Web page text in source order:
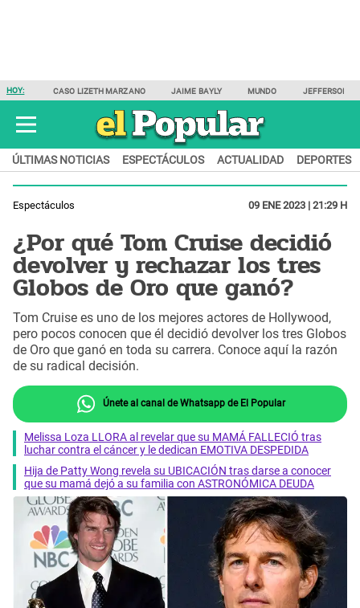
HOY: CASO LIZETH MARZANO JAIME BAYLY MUNDO JEFFERSON
ÚLTIMAS NOTICIAS ESPECTÁCULOS ACTUALIDAD DEPORTES
Espectáculos 09 ENE 2023 | 21:29 H
¿Por qué Tom Cruise decidió
devolver y rechazar los tres
Globos de Oro que ganó?
Tom Cruise es uno de los mejores actores de Hollywood,
pero pocos conocen que él decidió devolver los tres Globos
de Oro que ganó en toda su carrera. Conoce aquí la razón
de su radical decisión.
Únete al canal de Whatsapp de El Popular
Melissa Loza LLORA al revelar que su MAMÁ FALLECIÓ tras
luchar contra el cáncer y le dedican EMOTIVA DESPEDIDA
Hija de Patty Wong revela su UBICACIÓN tras darse a conocer
que su mamá dejó a su familia con ASTRONÓMICA DEUDA